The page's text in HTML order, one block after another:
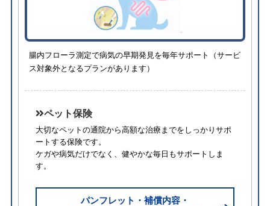
腸内フローラ測定で病気の早期発見を毎年サポート（サービ
ス対象外となるプランがあります）
ペット保険
大切なペットの通院から高額な治療までをしっかりサポ
ートする保険です。
ケガや病気だけでなく、健やかな毎日もサポートしま
す。
パンフレット・補償内容・